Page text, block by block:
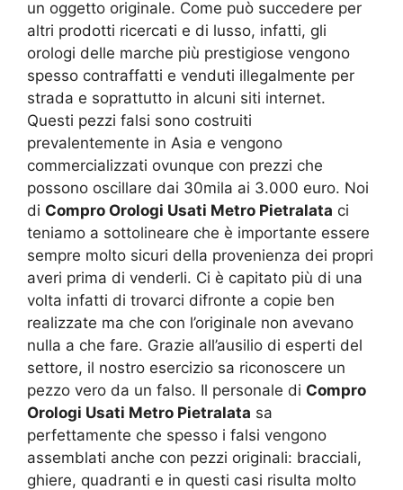
un oggetto originale. Come può succedere per
altri prodotti ricercati e di lusso, infatti, gli
orologi delle marche più prestigiose vengono
spesso contraffatti e venduti illegalmente per
strada e soprattutto in alcuni siti internet.
Questi pezzi falsi sono costruiti
prevalentemente in Asia e vengono
commercializzati ovunque con prezzi che
possono oscillare dai 30mila ai 3.000 euro. Noi
di Compro Orologi Usati Metro Pietralata ci
teniamo a sottolineare che è importante essere
sempre molto sicuri della provenienza dei propri
averi prima di venderli. Ci è capitato più di una
volta infatti di trovarci difronte a copie ben
realizzate ma che con l’originale non avevano
nulla a che fare. Grazie all’ausilio di esperti del
settore, il nostro esercizio sa riconoscere un
pezzo vero da un falso. Il personale di Compro
Orologi Usati Metro Pietralata sa
perfettamente che spesso i falsi vengono
assemblati anche con pezzi originali: bracciali,
ghiere, quadranti e in questi casi risulta molto